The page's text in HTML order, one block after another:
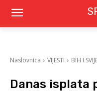
Naslovnica VIJESTI BIH I
Danas isplata